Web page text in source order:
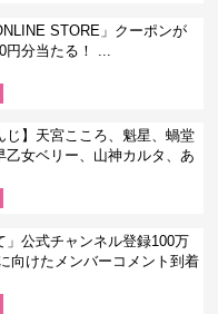
STORE」クーポンが
円分当たる！ ...
じ】天宮こころ、魁星、蝸堂
乙女ベリー、山神カルタ、あ
」公式チャンネル登録100万
向けたメンバーコメント到着